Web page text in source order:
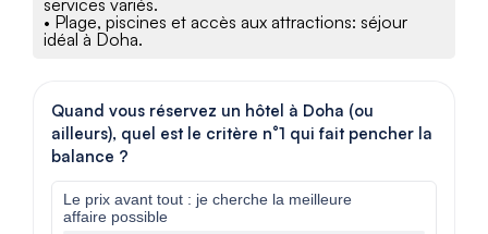
services variés.
• Plage, piscines et accès aux attractions: séjour
idéal à Doha.
Quand vous réservez un hôtel à Doha (ou
ailleurs), quel est le critère n°1 qui fait pencher la
balance ?
Le prix avant tout : je cherche la meilleure
affaire possible